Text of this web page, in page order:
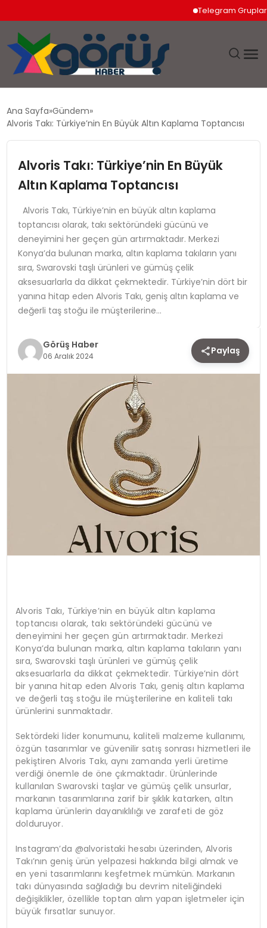
Telegram Grupları
GÜNDEM
SAĞLIK
SPOR
TEKNOLOJI
Ana Sayfa Gündem
Alvoris Takı: Türkiye’nin En Büyük Altın Kaplama Toptancısı
Alvoris Takı: Türkiye’nin En Büyük
Altın Kaplama Toptancısı
Alvoris Takı, Türkiye’nin en büyük altın kaplama
toptancısı olarak, takı sektöründeki gücünü ve
deneyimini her geçen gün artırmaktadır. Merkezi
Konya’da bulunan marka, altın kaplama takıların yanı
sıra, Swarovski taşlı ürünleri ve gümüş çelik
aksesuarlarla da dikkat çekmektedir. Türkiye’nin dört bir
yanına hitap eden Alvoris Takı, geniş altın kaplama ve
değerli taş stoğu ile müşterilerine…
Görüş Haber
06 Aralık 2024 Paylaş
Alvoris Takı, Türkiye’nin en büyük altın kaplama
toptancısı olarak, takı sektöründeki gücünü ve
deneyimini her geçen gün artırmaktadır. Merkezi
Konya’da bulunan marka, altın kaplama takıların yanı
sıra, Swarovski taşlı ürünleri ve gümüş çelik
aksesuarlarla da dikkat çekmektedir. Türkiye’nin dört
bir yanına hitap eden Alvoris Takı, geniş altın kaplama
ve değerli taş stoğu ile müşterilerine en kaliteli takı
ürünlerini sunmaktadır.
Sektördeki lider konumunu, kaliteli malzeme kullanımı,
özgün tasarımlar ve güvenilir satış sonrası hizmetleri ile
pekiştiren Alvoris Takı, aynı zamanda yerli üretime
verdiği önemle de öne çıkmaktadır. Ürünlerinde
kullanılan Swarovski taşlar ve gümüş çelik unsurlar,
markanın tasarımlarına zarif bir şıklık katarken, altın
kaplama ürünlerin dayanıklılığı ve zarafeti de göz
dolduruyor.
Instagram’da @alvoristaki hesabı üzerinden, Alvoris
Takı’nın geniş ürün yelpazesi hakkında bilgi almak ve
en yeni tasarımlarını keşfetmek mümkün. Markanın
takı dünyasında sağladığı bu devrim niteliğindeki
değişiklikler, özellikle toptan alım yapan işletmeler için
büyük fırsatlar sunuyor.